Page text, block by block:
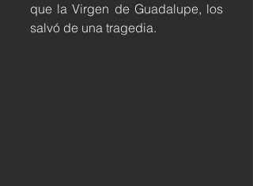
que la Virgen de Guadalupe, los
salvó de una tragedia.